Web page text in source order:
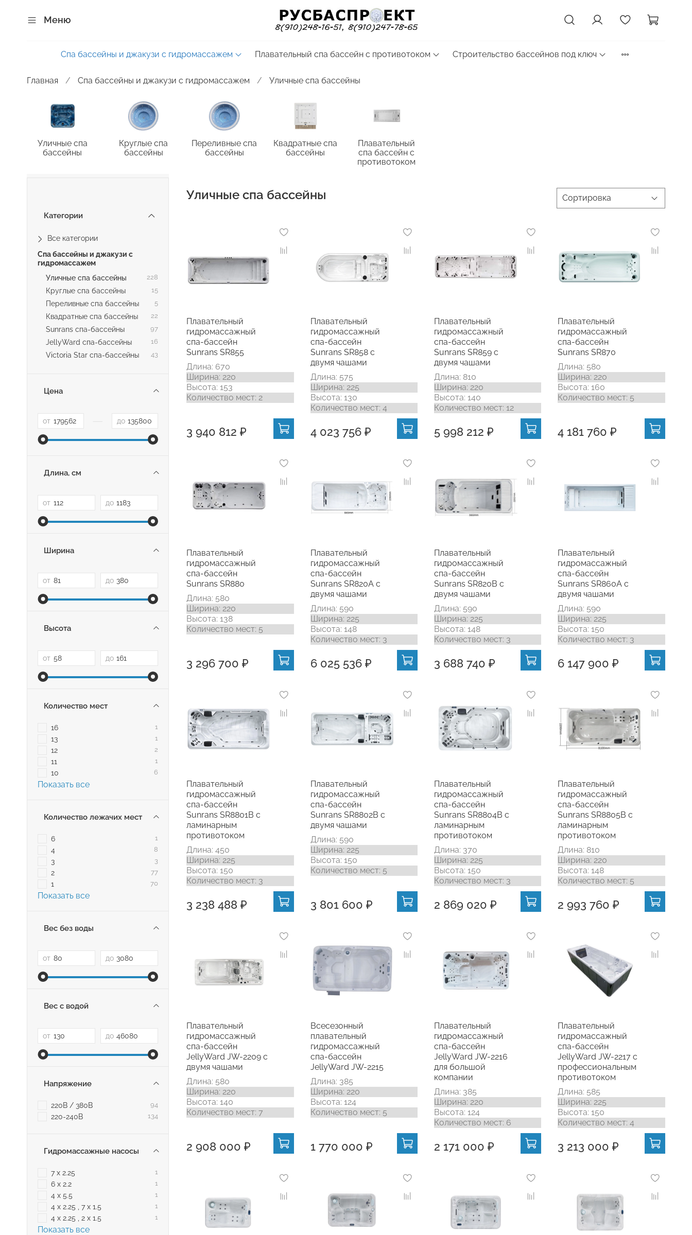
Меню
Спа бассейны и джакузи с гидромассажем Плавательный спа бассейн с противотоком Строительство бассейнов под ключ
Главная Спа бассейны и джакузи с гидромассажем Уличные спа бассейны
Уличные спа
бассейны
Круглые спа
бассейны
Переливные спа
бассейны
Квадратные спа
бассейны
Плавательный
спа бассейн с
противотоком
Уличные спа бассейны
Плавательный
гидромассажный
спа-бассейн
Sunrans SR855
Длина: 670
Ширина: 220
Высота: 153
Количество мест: 2
3 940 812 ₽
Плавательный
гидромассажный
спа-бассейн
Sunrans SR858 с
двумя чашами
Длина: 575
Ширина: 225
Высота: 130
Количество мест: 4
4 023 756 ₽
Плавательный
гидромассажный
спа-бассейн
Sunrans SR859 с
двумя чашами
Длина: 810
Ширина: 220
Высота: 140
Количество мест: 12
5 998 212 ₽
Плавательный
гидромассажный
спа-бассейн
Sunrans SR870
Длина: 580
Ширина: 220
Высота: 160
Количество мест: 5
4 181 760 ₽
Плавательный
гидромассажный
спа-бассейн
Sunrans SR880
Длина: 580
Ширина: 220
Высота: 138
Количество мест: 5
3 296 700 ₽
Плавательный
гидромассажный
спа-бассейн
Sunrans SR820A с
двумя чашами
Длина: 590
Ширина: 225
Высота: 148
Количество мест: 3
6 025 536 ₽
Плавательный
гидромассажный
спа-бассейн
Sunrans SR820B с
двумя чашами
Длина: 590
Ширина: 225
Высота: 148
Количество мест: 3
3 688 740 ₽
Плавательный
гидромассажный
спа-бассейн
Sunrans SR860A с
двумя чашами
Длина: 590
Ширина: 225
Высота: 150
Количество мест: 3
6 147 900 ₽
Плавательный
гидромассажный
спа-бассейн
Sunrans SR8801B с
ламинарным
противотоком
Длина: 450
Ширина: 225
Высота: 150
Количество мест: 3
3 238 488 ₽
Плавательный
гидромассажный
спа-бассейн
Sunrans SR8802В с
двумя чашами
Длина: 590
Ширина: 225
Высота: 150
Количество мест: 5
3 801 600 ₽
Плавательный
гидромассажный
спа-бассейн
Sunrans SR8804В с
ламинарным
противотоком
Длина: 370
Ширина: 225
Высота: 150
Количество мест: 3
2 869 020 ₽
Плавательный
гидромассажный
спа-бассейн
Sunrans SR8805В с
ламинарным
противотоком
Длина: 810
Ширина: 220
Высота: 148
Количество мест: 5
2 993 760 ₽
Плавательный
гидромассажный
спа-бассейн
JellyWard JW-2209 с
двумя чашами
Длина: 580
Ширина: 220
Высота: 140
Количество мест: 7
2 908 000 ₽
Всесезонный
плавательный
гидромассажный
спа-бассейн
JellyWard JW-2215
Длина: 385
Ширина: 220
Высота: 124
Количество мест: 5
1 770 000 ₽
Плавательный
гидромассажный
спа-бассейн
JellyWard JW-2216
для большой
компании
Длина: 385
Ширина: 220
Высота: 124
Количество мест: 6
2 171 000 ₽
Плавательный
гидромассажный
спа-бассейн
JellyWard JW-2217 с
профессиональным
противотоком
Длина: 585
Ширина: 225
Высота: 150
Количество мест: 4
3 213 000 ₽
Категории
Все категории
Спа бассейны и джакузи с
гидромассажем
Уличные спа бассейны
228
Круглые спа бассейны 15
Переливные спа бассейны 5
Квадратные спа бассейны 22
Sunrans спа-бассейны 97
JellyWard спа-бассейны 16
Victoria Star спа-бассейны 43
Цена
от до
Длина, см
от до
Ширина
от до
Высота
от до
Количество мест
16 1
13 1
12 2
11 1
10 6
Показать все
Количество лежачих мест
6 1
4 8
3 3
2 77
1 70
Показать все
Вес без воды
от до
Вес с водой
от до
Напряжение
220В / 380В 94
220-240В 134
Гидромассажные насосы
7 х 2.25 1
6 х 2.2 1
4 х 5.5 1
4 х 2.25 , 7 х 1.5 1
4 х 2.25 , 2 х 1.5 1
Показать все